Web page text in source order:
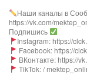
Наши каналы в
https://vk.com/
Подпишись
Instagram: https://
Facebook: https://
ВКонтакте: https://
TikTok: /